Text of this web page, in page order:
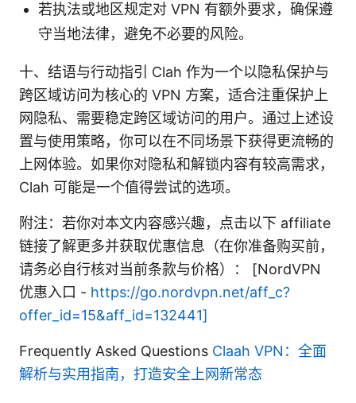
若执法或地区规定对 VPN 有额外要求，确保遵
守当地法律，避免不必要的风险。
十、结语与行动指引 Clah 作为一个以隐私保护与
跨区域访问为核心的 VPN 方案，适合注重保护上
网隐私、需要稳定跨区域访问的用户。通过上述设
置与使用策略，你可以在不同场景下获得更流畅的
上网体验。如果你对隐私和解锁内容有较高需求，
Clah 可能是一个值得尝试的选项。
附注：若你对本文内容感兴趣，点击以下 affiliate
链接了解更多并获取优惠信息（在你准备购买前，
请务必自行核对当前条款与价格）： [NordVPN
优惠入口 - https://go.nordvpn.net/aff_c?
offer_id=15&aff_id=132441]
Frequently Asked Questions Claah VPN：全面
解析与实用指南，打造安全上网新常态